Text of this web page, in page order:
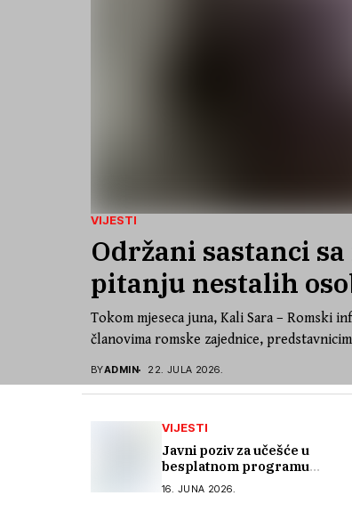
VIJESTI
Održani sastanci
pitanju nestalih
Tokom mjeseca juna, Kali Sara – Romski
članovima romske zajednice,
BYADMIN 22. JULA 2026.
VIJESTI
Javni poziv za učešće u
besplatnom programu
stručnog osposobljavanja
i podrške pri
16. JUNA 2026.